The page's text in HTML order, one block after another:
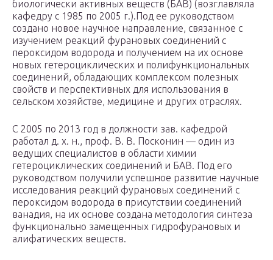
биологически активных веществ (БАВ) (возглавляла
кафедру с 1985 по 2005 г.).Под ее руководством
создано новое научное направление, связанное с
изучением реакций фурановых соединений с
пероксидом водорода и получением на их основе
новых гетероциклических и полифункциональных
соединений, обладающих комплексом полезных
свойств и перспективных для использования в
сельском хозяйстве, медицине и других отраслях.
С 2005 по 2013 год в должности зав. кафедрой
работал д. х. н., проф. В. В. Посконин — один из
ведущих специалистов в области химии
гетероциклических соединений и БАВ. Под его
руководством получили успешное развитие научные
исследования реакций фурановых соединений с
пероксидом водорода в присутствии соединений
ванадия, на их основе создана методология синтеза
функционально замещенных гидрофурановых и
алифатических веществ.